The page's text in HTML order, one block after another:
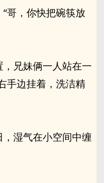
哥，你快把碗筷放
兄妹俩一人站在一
手边挂着，洗洁精
湿气在小空间中缠